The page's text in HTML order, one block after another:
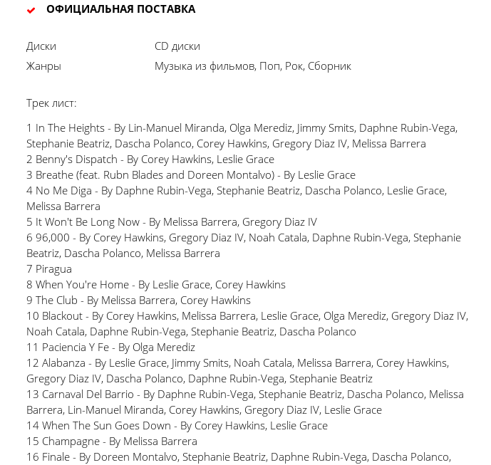
ОФИЦИАЛЬНАЯ ПОСТАВКА
Диски
CD диски
Жанры
Музыка из фильмов, Поп, Рок, Сборник
Трек лист:
1 In The Heights - By Lin-Manuel Miranda, Olga Merediz, Jimmy Smits, Daphne Rubin-Vega,
Stephanie Beatriz, Dascha Polanco, Corey Hawkins, Gregory Diaz IV, Melissa Barrera
2 Benny's Dispatch - By Corey Hawkins, Leslie Grace
3 Breathe (feat. Rubn Blades and Doreen Montalvo) - By Leslie Grace
4 No Me Diga - By Daphne Rubin-Vega, Stephanie Beatriz, Dascha Polanco, Leslie Grace,
Melissa Barrera
5 It Won't Be Long Now - By Melissa Barrera, Gregory Diaz IV
6 96,000 - By Corey Hawkins, Gregory Diaz IV, Noah Catala, Daphne Rubin-Vega, Stephanie
Beatriz, Dascha Polanco, Melissa Barrera
7 Piragua
8 When You're Home - By Leslie Grace, Corey Hawkins
9 The Club - By Melissa Barrera, Corey Hawkins
10 Blackout - By Corey Hawkins, Melissa Barrera, Leslie Grace, Olga Merediz, Gregory Diaz IV,
Noah Catala, Daphne Rubin-Vega, Stephanie Beatriz, Dascha Polanco
11 Paciencia Y Fe - By Olga Merediz
12 Alabanza - By Leslie Grace, Jimmy Smits, Noah Catala, Melissa Barrera, Corey Hawkins,
Gregory Diaz IV, Dascha Polanco, Daphne Rubin-Vega, Stephanie Beatriz
13 Carnaval Del Barrio - By Daphne Rubin-Vega, Stephanie Beatriz, Dascha Polanco, Melissa
Barrera, Lin-Manuel Miranda, Corey Hawkins, Gregory Diaz IV, Leslie Grace
14 When The Sun Goes Down - By Corey Hawkins, Leslie Grace
15 Champagne - By Melissa Barrera
16 Finale - By Doreen Montalvo, Stephanie Beatriz, Daphne Rubin-Vega, Dascha Polanco,